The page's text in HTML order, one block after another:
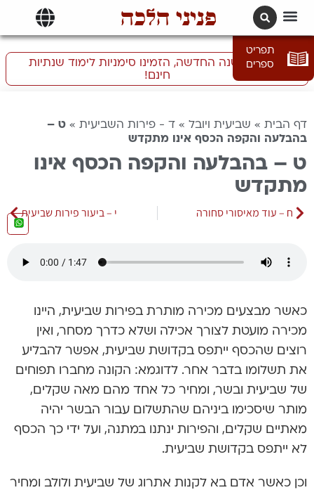
פניני הלכה
תפריט
ספרים
התכוננו לשנה החדשה, הזמינו סימניות לימוד שנתיות
חינם!
דף הבית » שביעית ויובל » ד - פירות השביעית » ט –
בהבלעה והקפה הכסף אינו מתקדש
ט – בהבלעה והקפה הכסף אינו
מתקדש
ח – עוד מאיסורי סחורה י – ביעור פירות שביעית
כאשר מבצעים מכירה מותרת בפירות שביעית, היינו
מכירה מועטת לצורך אכילה ושלא כדרך מסחר, ואין
רוצים שהכסף ייתפס בקדושת שביעית, אפשר להבליע
את תשלומו בדבר אחר. לדוגמא: הקונה מחברו תפוחים
של שביעית ובשר, ומחיר כל אחד מהם מאה שקלים,
מותר שיסכימו ביניהם שהתשלום עבור הבשר יהיה
מאתיים שקלים, והפירות ינתנו במתנה, ועל ידי כך הכסף
לא ייתפס בקדושת שביעית.
וכן כאשר אדם בא לקנות אתרוג של שביעית ולולב ומחיר